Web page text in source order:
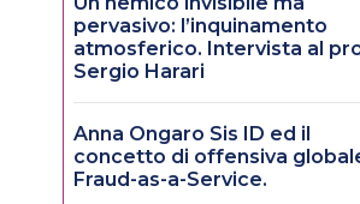
pervasivo: l’inquinamento
atmosferico. Intervista al
Sergio Harari
Anna Ongaro Sis ID ed il
concetto di offensiva
Fraud-as-a-Service.